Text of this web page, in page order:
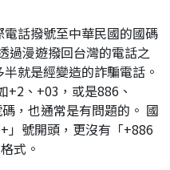
話撥號至中華民國的國碼
過漫遊撥回台灣的電話之
就是經變造的詐騙電話。
+2、+03，或是886、
，也通常是有問題的。 國
」號開頭，更沒有「+886
式。